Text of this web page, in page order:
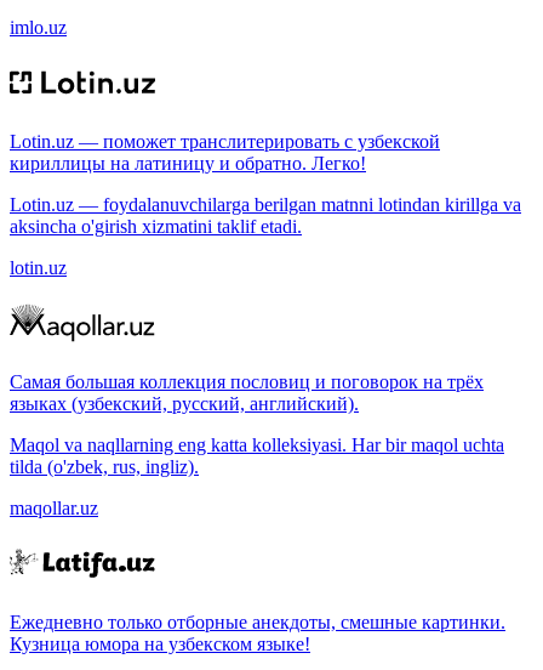
imlo.uz
Lotin.uz — поможет транслитерировать с узбекской
кириллицы на латиницу и обратно. Легко!
Lotin.uz — foydalanuvchilarga berilgan matnni lotindan kirillga va
aksincha o'girish xizmatini taklif etadi.
lotin.uz
Самая большая коллекция пословиц и поговорок на трёх
языках (узбекский, русский, английский).
Maqol va naqllarning eng katta kolleksiyasi. Har bir maqol uchta
tilda (o'zbek, rus, ingliz).
maqollar.uz
Ежедневно только отборные анекдоты, смешные картинки.
Кузница юмора на узбекском языке!